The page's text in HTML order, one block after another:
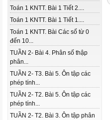
Toán 1 KNTT. Bài 1 Tiết 2....
Toán 1 KNTT. Bài 1 Tiết 1....
Toán 1 KNTT. Bài Các số từ 0
đến 10...
TUẦN 2- Bài 4. Phân số thập
phân...
TUẦN 2- T3. Bài 5. Ôn tập các
phép tính...
TUẦN 2- T2. Bài 5. Ôn tập các
phép tính...
TUẦN 2- T2. Bài 3. Ôn tập phân